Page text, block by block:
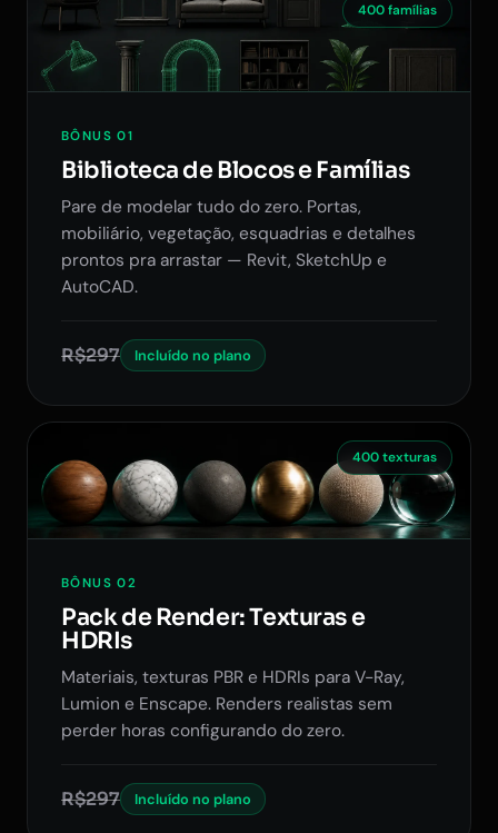
400 famílias
BÔNUS 01
Biblioteca de Blocos e Famílias
Pare de modelar tudo do zero. Portas,
mobiliário, vegetação, esquadrias e detalhes
prontos pra arrastar — Revit, SketchUp e
AutoCAD.
R$297 Incluído no plano
400 texturas
BÔNUS 02
Pack de Render: Texturas e
HDRIs
Materiais, texturas PBR e HDRIs para V-Ray,
Lumion e Enscape. Renders realistas sem
perder horas configurando do zero.
R$297 Incluído no plano